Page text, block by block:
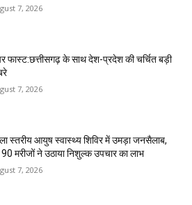
7, 2026
फास्ट:छत्तीसगढ़ के साथ देश-प्रदेश की चर्चित बड़ी
7, 2026
स्तरीय आयुष स्वास्थ्य शिविर में उमड़ा जनसैलाब,
मरीजों ने उठाया निशुल्क उपचार का लाभ
7, 2026